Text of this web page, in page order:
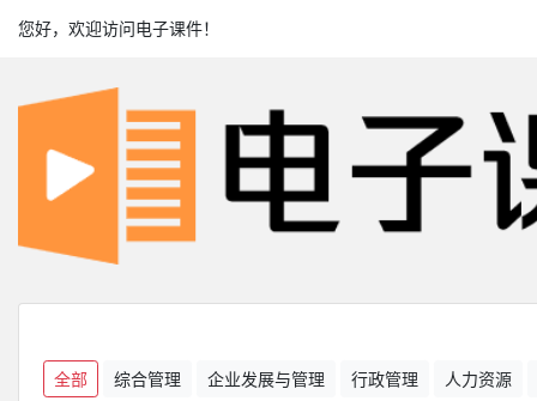
您好，欢迎访问电子课件！
全部 综合管理 企业发展与管理 行政管理 人力资源